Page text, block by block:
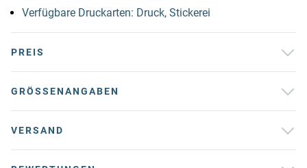
Verfügbare Druckarten: Druck, Stickerei
PREIS
GRÖSSENANGABEN
VERSAND